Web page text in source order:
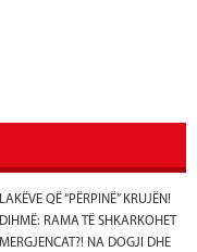
QË “PËRPINË” KRUJËN!
RAMA TË SHKARKOHET
NA DOGJI DHE